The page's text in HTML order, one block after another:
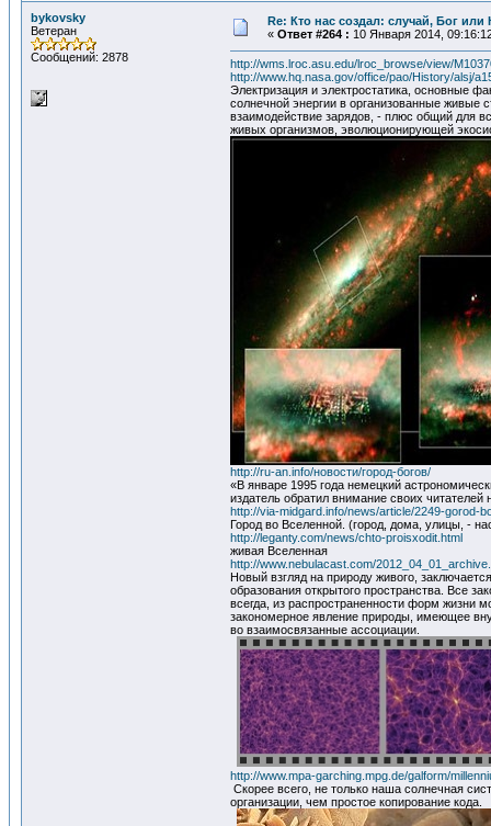
bykovsky
Ветеран
Сообщений: 2878
Re: Кто нас создал: случай, Бог
« Ответ #264 : 10 Января 2014,
http://wms.lroc.asu.edu/lroc_browse/view/
http://www.hq.nasa.gov/office/pao/History/alsj/
Электризация и электростатика, основные
солнечной энергии в организованные живые
взаимодействие зарядов, - плюс общий для
живых организмов, эволюционирующей
http://ru-an.info/новости/город-богов/
«В январе 1995 года немецкий
издатель обратил внимание своих
http://via-midgard.info/news/article/2249-gorod-
Город во Вселенной. (город, дома, улицы, -
http://leganty.com/news/chto-proisxodit.html
живая Вселенная
http://www.nebulacast.com/
Новый взгляд на природу живого,
образования открытого пространства. Все
всегда, из распространенности форм жизни
закономерное явление природы, имеющее
во взаимосвязанные ассоциации.
http://www.mpa-garching.mpg.de/galform/
Скорее всего, не только наша солнечная
организации, чем простое копирование кода.